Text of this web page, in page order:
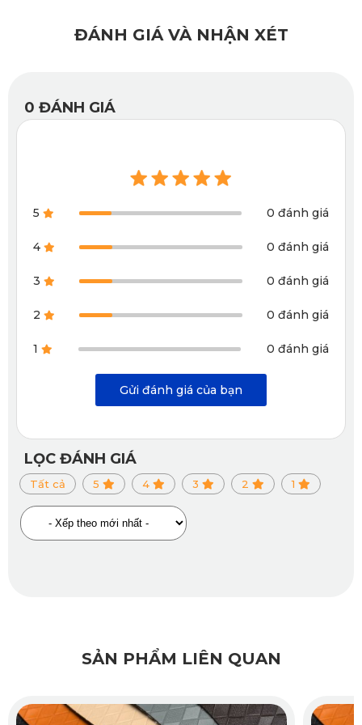
Nhờ kết cấu đặc biệt, bụi bẩn cũng khó bám dính trên bề
1.4. Cấu trúc dày 2mm hỗ trợ giảm tiếng ồn và
độ dày hợp lý 2mm, thảm sàn ô tô 360 Skoda Kodiaq Style
của KATA vẫn góp phần làm giảm tiếng vọng từ mặt đường
Cấu trúc dày 2mm hỗ trợ giảm tiếng ồn và rung động
của bạn và gia đình.
ĐÁNH GIÁ VÀ NHẬN XÉT
0 ĐÁNH GIÁ
5 0 đánh giá
4 0 đánh giá
3 0 đánh giá
2 0 đánh giá
1 0 đánh giá
Gửi đánh giá của bạn
LỌC ĐÁNH GIÁ
Tất cả 5 4 3 2 1
SẢN PHẨM LIÊN QUAN